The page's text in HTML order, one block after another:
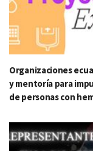
Organizaciones
y mentoría para
de personas con